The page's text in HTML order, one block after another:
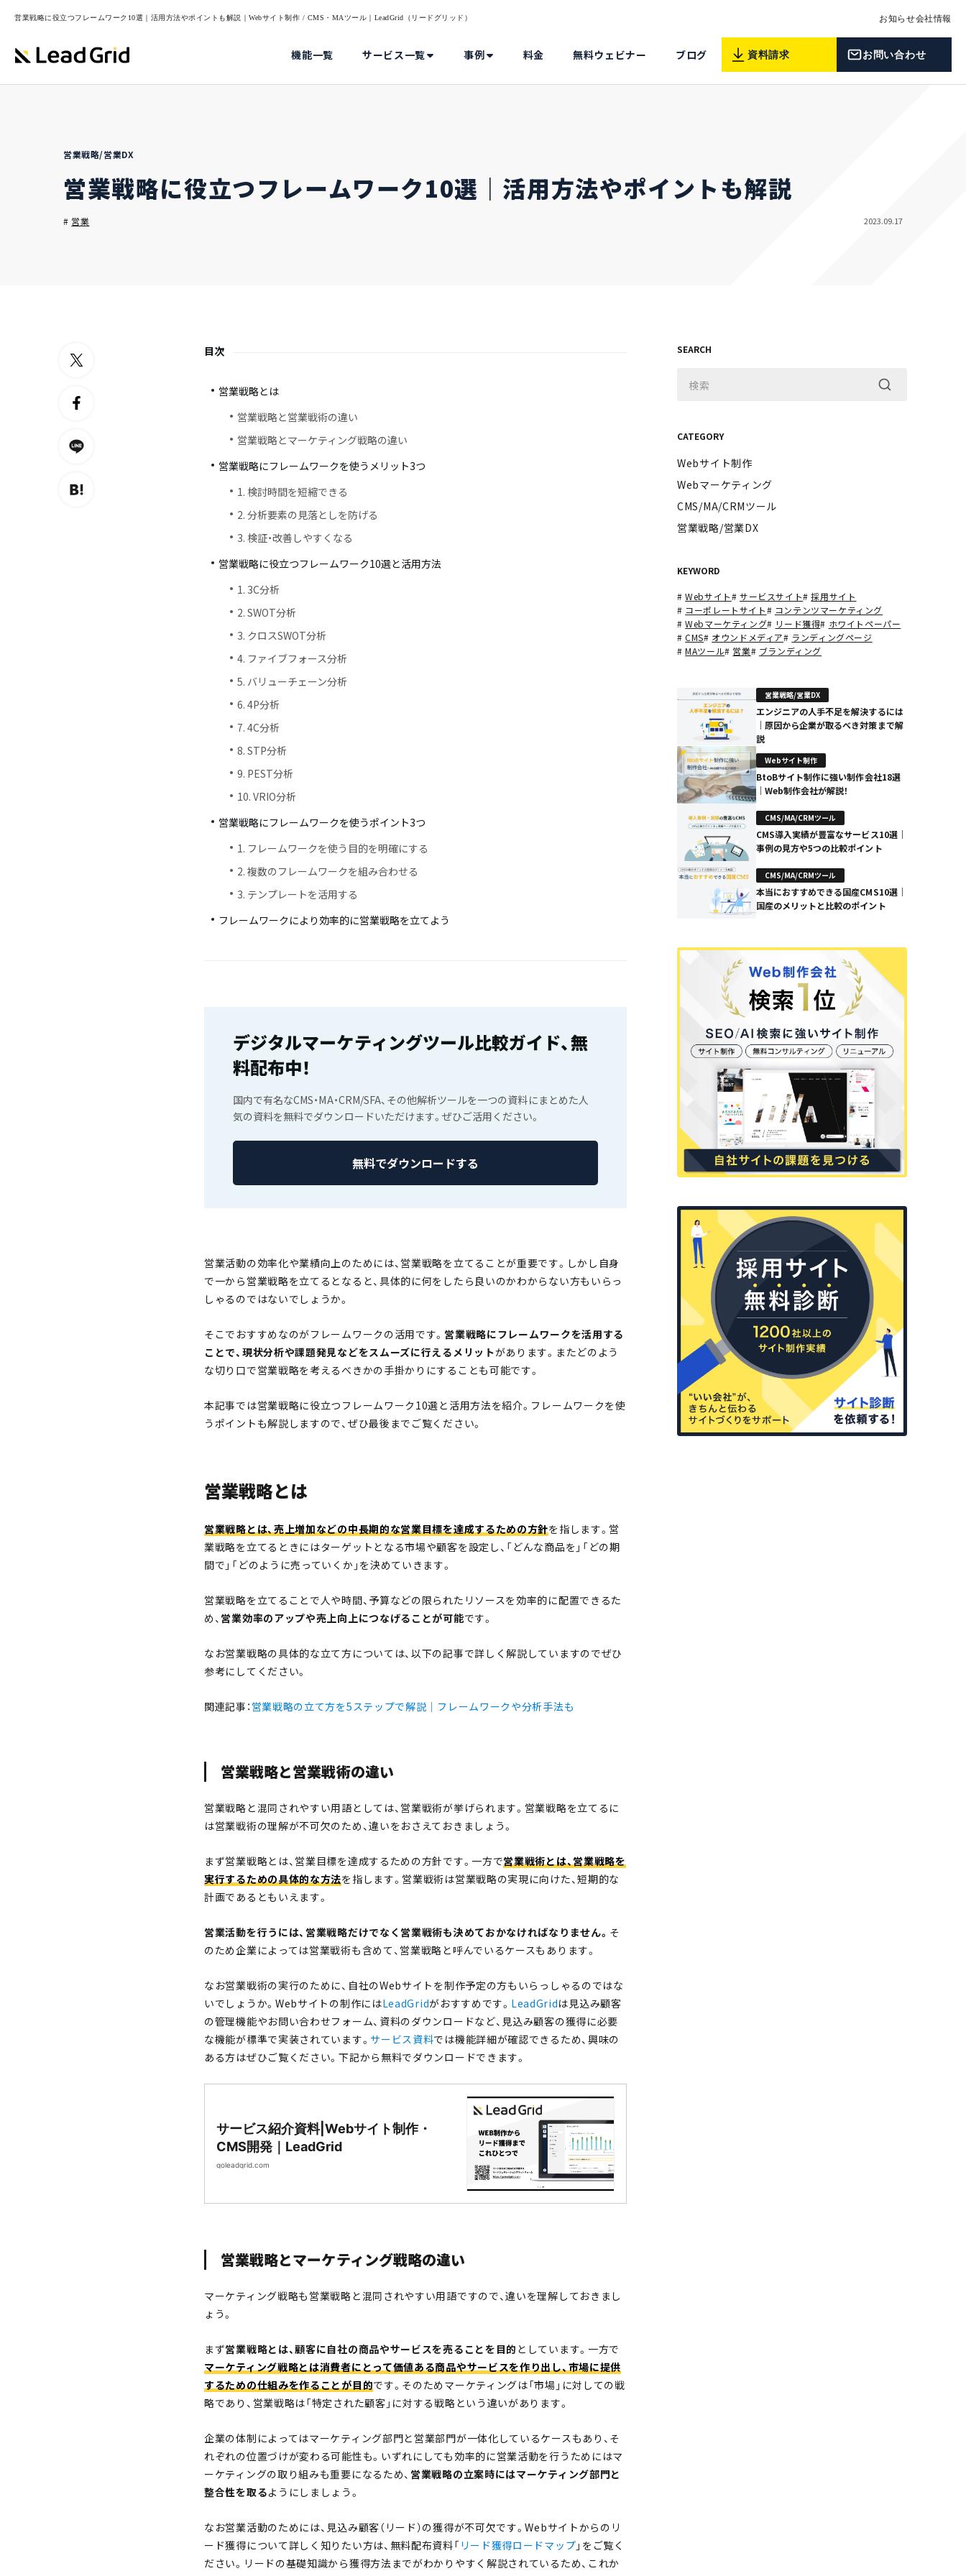
営業戦略に役立つフレームワーク10選｜活用方法やポイントも解説｜Webサイト制作 / CMS・MAツール｜LeadGrid（リードグリッド） お知らせ会社情報
機能一覧 サービス一覧 事例 料金 無料ウェビナー ブログ 資料請求 お問い合わせ
営業戦略/営業DX
営業戦略に役立つフレームワーク10選｜活用方法やポイントも解説
# 営業 2023.09.17
目次
営業戦略とは
営業戦略と営業戦術の違い
営業戦略とマーケティング戦略の違い
営業戦略にフレームワークを使うメリット3つ
1. 検討時間を短縮できる
2. 分析要素の見落としを防げる
3. 検証・改善しやすくなる
営業戦略に役立つフレームワーク10選と活用方法
1. 3C分析
2. SWOT分析
3. クロスSWOT分析
4. ファイブフォース分析
5. バリューチェーン分析
6. 4P分析
7. 4C分析
8. STP分析
9. PEST分析
10. VRIO分析
営業戦略にフレームワークを使うポイント3つ
1. フレームワークを使う目的を明確にする
2. 複数のフレームワークを組み合わせる
3. テンプレートを活用する
フレームワークにより効率的に営業戦略を立てよう
デジタルマーケティングツール比較ガイド、無
料配布中！
国内で有名なCMS・MA・CRM/SFA、その他解析ツールを一つの資料にまとめた人
気の資料を無料でダウンロードいただけます。ぜひご活用ください。
無料でダウンロードする
営業活動の効率化や業績向上のためには、営業戦略を立てることが重要です。しかし自身
で一から営業戦略を立てるとなると、具体的に何をしたら良いのかわからない方もいらっ
しゃるのではないでしょうか。
そこでおすすめなのがフレームワークの活用です。 営業戦略にフレームワークを活用する
ことで、現状分析や課題発見などをスムーズに行えるメリットがあります。またどのよう
な切り口で営業戦略を考えるべきかの手掛かりにすることも可能です。
本記事では営業戦略に役立つフレームワーク10選と活用方法を紹介。フレームワークを使
うポイントも解説しますので、ぜひ最後までご覧ください。
営業戦略とは
営業戦略とは、売上増加などの中長期的な営業目標を達成するための方針を指します。営
業戦略を立てるときにはターゲットとなる市場や顧客を設定し、「どんな商品を」「どの期
間で」「どのように売っていくか」を決めていきます。
営業戦略を立てることで人や時間、予算などの限られたリソースを効率的に配置できるた
め、 営業効率のアップや売上向上につなげることが可能です。
なお営業戦略の具体的な立て方については、以下の記事で詳しく解説していますのでぜひ
参考にしてください。
関連記事：営業戦略の立て方を5ステップで解説｜フレームワークや分析手法も
営業戦略と営業戦術の違い
営業戦略と混同されやすい用語としては、営業戦術が挙げられます。営業戦略を立てるに
は営業戦術の理解が不可欠のため、違いをおさえておきましょう。
まず営業戦略とは、営業目標を達成するための方針です。一方で営業戦術とは、営業戦略を
実行するための具体的な方法を指します。営業戦術は営業戦略の実現に向けた、短期的な
計画であるともいえます。
営業活動を行うには、営業戦略だけでなく営業戦術も決めておかなければなりません。 そ
のため企業によっては営業戦術も含めて、営業戦略と呼んでいるケースもあります。
なお営業戦術の実行のために、自社のWebサイトを制作予定の方もいらっしゃるのではな
いでしょうか。Webサイトの制作にはLeadGridがおすすめです。 LeadGridは見込み顧客
の管理機能やお問い合わせフォーム、資料のダウンロードなど、見込み顧客の獲得に必要
な機能が標準で実装されています。 サービス資料では機能詳細が確認できるため、興味の
ある方はぜひご覧ください。下記から無料でダウンロードできます。
サービス紹介資料|Webサイト制作・
CMS開発｜LeadGrid
goleadgrid.com
営業戦略とマーケティング戦略の違い
マーケティング戦略も営業戦略と混同されやすい用語ですので、違いを理解しておきまし
ょう。
まず営業戦略とは、顧客に自社の商品やサービスを売ることを目的 としています。一方で
マーケティング戦略とは消費者にとって価値ある商品やサービスを作り出し、市場に提供
するための仕組みを作ることが目的です。そのためマーケティングは「市場」に対しての戦
略であり、営業戦略は「特定された顧客」に対する戦略という違いがあります。
企業の体制によってはマーケティング部門と営業部門が一体化しているケースもあり、そ
れぞれの位置づけが変わる可能性も。いずれにしても効率的に営業活動を行うためにはマ
ーケティングの取り組みも重要になるため、 営業戦略の立案時にはマーケティング部門と
整合性を取るようにしましょう。
なお営業活動のためには、見込み顧客（リード）の獲得が不可欠です。Webサイトからのリ
ード獲得について詳しく知りたい方は、無料配布資料「 リード獲得ロードマップ」をご覧く
ださい。リードの基礎知識から獲得方法までがわかりやすく解説されているため、これか
SEARCH
CATEGORY
Webサイト制作
Webマーケティング
CMS/MA/CRMツール
営業戦略/営業DX
KEYWORD
#Webサイト#サービスサイト#採用サイト
# コーポレートサイト# コンテンツマーケティング
#Webマーケティング# リード獲得# ホワイトペーパー
#CMS# オウンドメディア# ランディングページ
#MAツール# 営業# ブランディング
営業戦略/営業DX
エンジニアの人手不足を解決するには
｜原因から企業が取るべき対策まで解
説
Webサイト制作
BtoBサイト制作に強い制作会社18選
｜Web制作会社が解説！
CMS/MA/CRMツール
CMS導入実績が豊富なサービス10選｜
事例の見方や5つの比較ポイント
CMS/MA/CRMツール
本当におすすめできる国産CMS10選｜
国産のメリットと比較のポイント